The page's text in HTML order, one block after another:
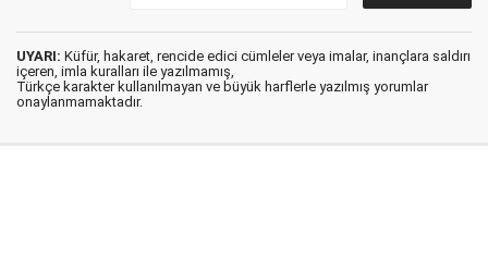
UYARI: Küfür, hakaret, rencide edici cümleler veya imalar, inançlara saldırı
içeren, imla kuralları ile yazılmamış,
Türkçe karakter kullanılmayan ve büyük harflerle yazılmış yorumlar
onaylanmamaktadır.